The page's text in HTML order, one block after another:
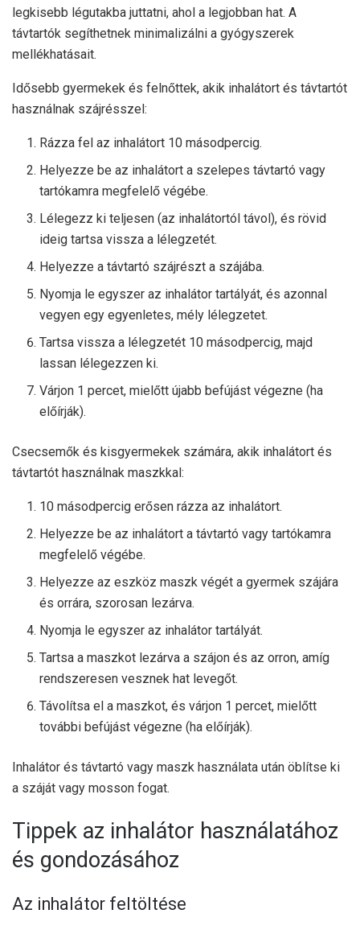
legkisebb légutakba juttatni, ahol a legjobban hat. A
távtartók segíthetnek minimalizálni a gyógyszerek
mellékhatásait.
Idősebb gyermekek és felnőttek, akik inhalátort és távtartót
használnak szájrésszel:
Rázza fel az inhalátort 10 másodpercig.
Helyezze be az inhalátort a szelepes távtartó vagy
tartókamra megfelelő végébe.
Lélegezz ki teljesen (az inhalátortól távol), és rövid
ideig tartsa vissza a lélegzetét.
Helyezze a távtartó szájrészt a szájába.
Nyomja le egyszer az inhalátor tartályát, és azonnal
vegyen egy egyenletes, mély lélegzetet.
Tartsa vissza a lélegzetét 10 másodpercig, majd
lassan lélegezzen ki.
Várjon 1 percet, mielőtt újabb befújást végezne (ha
előírják).
Csecsemők és kisgyermekek számára, akik inhalátort és
távtartót használnak maszkkal:
10 másodpercig erősen rázza az inhalátort.
Helyezze be az inhalátort a távtartó vagy tartókamra
megfelelő végébe.
Helyezze az eszköz maszk végét a gyermek szájára
és orrára, szorosan lezárva.
Nyomja le egyszer az inhalátor tartályát.
Tartsa a maszkot lezárva a szájon és az orron, amíg
rendszeresen vesznek hat levegőt.
Távolítsa el a maszkot, és várjon 1 percet, mielőtt
további befújást végezne (ha előírják).
Inhalátor és távtartó vagy maszk használata után öblítse ki
a száját vagy mosson fogat.
Tippek az inhalátor használatához
és gondozásához
Az inhalátor feltöltése